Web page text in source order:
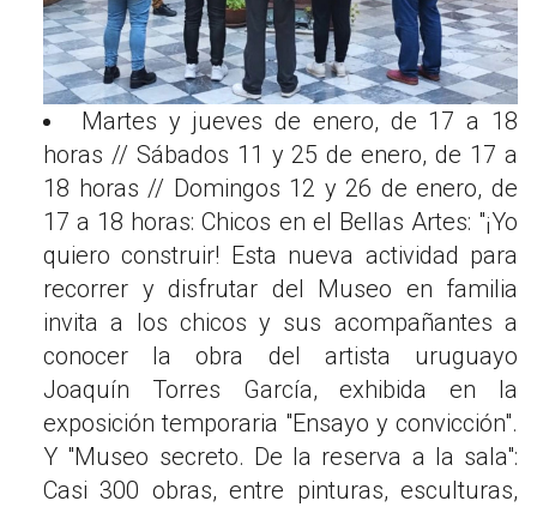
Martes y jueves de enero, de 17 a 18
horas // Sábados 11 y 25 de enero, de 17 a
18 horas // Domingos 12 y 26 de enero, de
17 a 18 horas: Chicos en el Bellas Artes: "¡Yo
quiero construir! Esta nueva actividad para
recorrer y disfrutar del Museo en familia
invita a los chicos y sus acompañantes a
conocer la obra del artista uruguayo
Joaquín Torres García, exhibida en la
exposición temporaria "Ensayo y convicción".
Y "Museo secreto. De la reserva a la sala":
Casi 300 obras, entre pinturas, esculturas,